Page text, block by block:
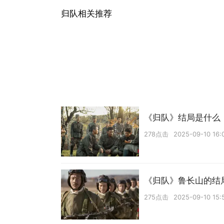
归队相关推荐
《归队》结局是什么
278点击 2025-09-10
《归队》鲁长山的结
275点击 2025-09-10